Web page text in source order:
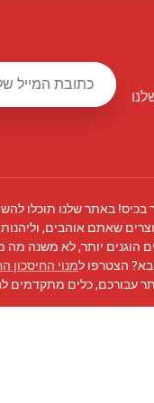
בכיס! באתר שלנו תוכלו
שאתם אוהבים,
הוגנים יותר, לא משנה מה
הצטרפו למנוי החיסכון
עבורכם, כלים מתקדמים